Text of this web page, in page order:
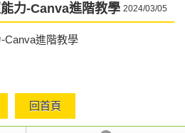
力-Canva進階教學 2024/03/05
Canva進階教學
回首頁